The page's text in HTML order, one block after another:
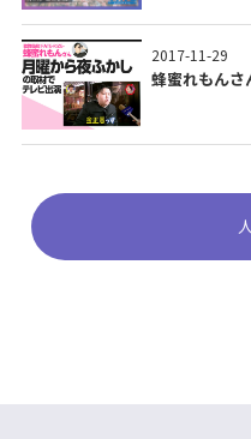
2017-11-29
蜂蜜れもんさ